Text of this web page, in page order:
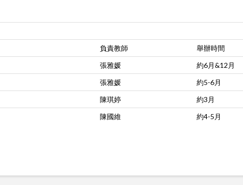
負責教師
舉辦時間
張雅媛
約6月&12月
張雅媛
約5-6月
陳琪婷
約3月
陳國維 約4-5月